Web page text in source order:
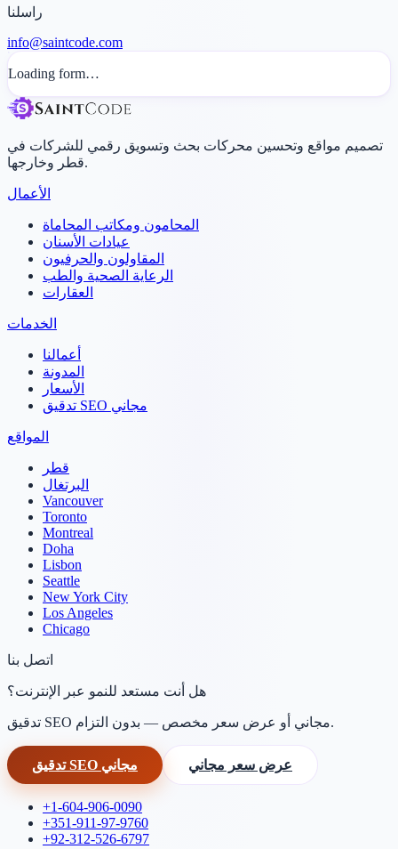
راسلنا
info@saintcode.com
Loading form…
تصميم مواقع وتحسين محركات بحث وتسويق رقمي للشركات في
قطر وخارجها.
الأعمال
المحامون ومكاتب المحاماة
عيادات الأسنان
المقاولون والحرفيون
الرعاية الصحية والطب
العقارات
الخدمات
أعمالنا
المدونة
الأسعار
تدقيق SEO مجاني
المواقع
قطر
البرتغال
Vancouver
Toronto
Montreal
Doha
Lisbon
Seattle
New York City
Los Angeles
Chicago
اتصل بنا
هل أنت مستعد للنمو عبر الإنترنت؟
تدقيق SEO مجاني أو عرض سعر مخصص — بدون التزام.
تدقيق SEO مجاني عرض سعر مجاني
+1-604-906-0090
+351-911-97-9760
+92-312-526-6797